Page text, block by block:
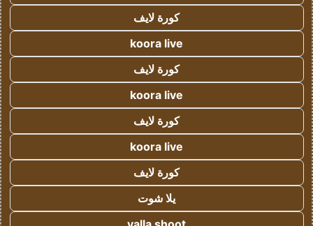
كورة لايف
koora live
كورة لايف
koora live
كورة لايف
koora live
كورة لايف
يلا شوت